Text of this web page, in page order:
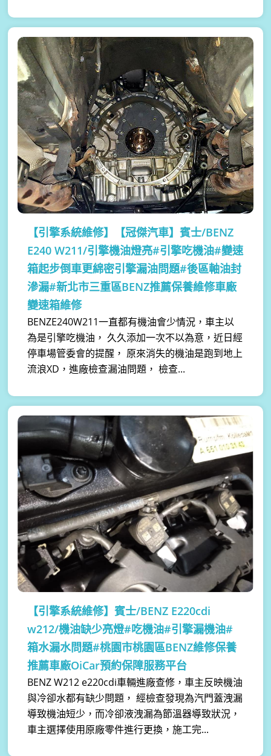
【引擎系統維修】
【冠傑汽車】賓士/BENZ
E240 W211/引擎機油燈亮#引擎吃機油#變速
箱起步倒車更綿密引擎漏油問題#後區軸油封
滲漏#新北市三重區BENZ推薦保養維修車廠
變速箱維修
BENZE240W211一直都有機油會少情況，車主以
為是引擎吃機油， 久久添加一次不以為意，近日經
停車場管委會的提醒， 原來消失的機油是跑到地上
流浪XD，進廠檢查漏油問題， 檢查...
【引擎系統維修】賓士/BENZ E220cdi
w212/機油缺少亮燈#吃機油#引擎漏機油#
箱水漏水問題#桃園市桃園區BENZ維修保養
推薦車廠OiCar預約保障服務平台
BENZ W212 e220cdi車輛進廠查修，車主反映機油
與冷卻水都有缺少問題， 經檢查發現為汽門蓋洩漏
導致機油短少，而冷卻液洩漏為節溫器導致狀況，
車主選擇使用原廠零件進行更換，施工完...